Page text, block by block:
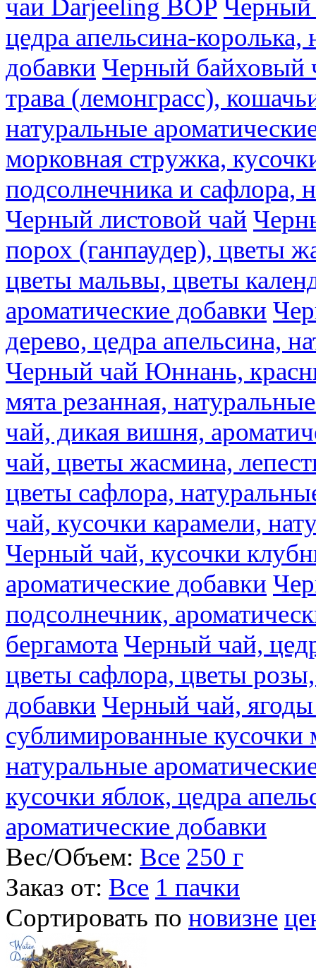
чаи Darjeeling BOP Черный
цедра апельсина-
добавки Черный байховый
трава (лемонграсс),
натуральные
морковная стружка,
подсолнечника и сафлора,
Черный листовой чай
порох (ганпаудер), цветы
цветы мальвы, цветы
ароматические добавки
дерево, цедра апельсина,
Черный чай Юннань,
мята резанная,
чай, дикая вишня,
чай, цветы жасмина,
цветы сафлора,
чай, кусочки карамели,
Черный чай, кусочки
ароматические добавки
подсолнечник,
бергамота Черный чай,
цветы сафлора, цветы
добавки Черный чай,
сублимированные
натуральные
кусочки яблок, цедра
ароматические добавки
Вес/Объем: Все 250 г
Заказ от: Все 1 пачки
Сортировать по новизне